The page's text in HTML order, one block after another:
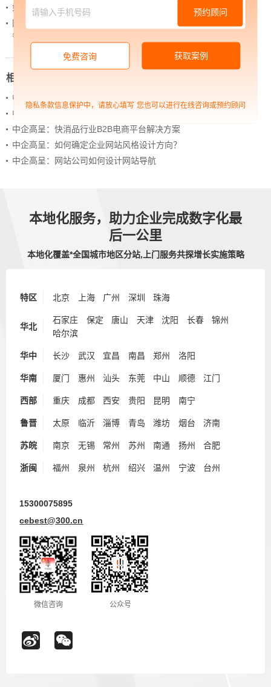
如何借助设计服务打造超级品牌？
网站上线后，如何做好运营工作，让网站持续具备竞
争力？
相关新闻
中企高呈：品牌营销如何去做
中企高呈：企业建站在网站页面设计的布局如何去做
中企高呈：快消品行业B2B电商平台解决方案
中企高呈：如何确定企业网站风格设计方向？
中企高呈：网站公司如何设计网站导航
本地化服务，助力企业完成数字化最
后一公里
本地化覆盖*全国城市地区分站,上门服务共探增长实施策略
特区 北京 上海 广州 深圳 珠海
华北
石家庄 保定 唐山 天津 沈阳 长春
锦州
哈尔滨
华中 长沙 武汉 宜昌 南昌 郑州 洛阳
华南 厦门 惠州 汕头 东莞 中山 顺德 江门
西部 重庆 成都 西安 贵阳 昆明 南宁
鲁晋 太原 临沂 淄博 青岛 潍坊 烟台 济南
苏皖 南京 无锡 常州 苏州 南通 扬州 合肥
浙闽 福州 泉州 杭州 绍兴 温州 宁波 台州
15300075895
cebest@300.cn
微信咨询 公众号
预约顾问
免费咨询 获取案例
隐私条款信息保护中，请放心填写 您也可以进行在线咨询或预约顾问